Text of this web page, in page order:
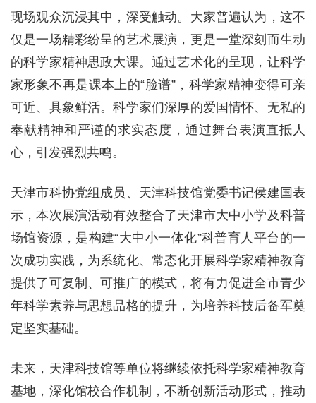
现场观众沉浸其中，深受触动。大家普遍认为，这不
仅是一场精彩纷呈的艺术展演，更是一堂深刻而生动
的科学家精神思政大课。通过艺术化的呈现，让科学
家形象不再是课本上的“脸谱”，科学家精神变得可亲
可近、具象鲜活。科学家们深厚的爱国情怀、无私的
奉献精神和严谨的求实态度，通过舞台表演直抵人
心，引发强烈共鸣。
天津市科协党组成员、天津科技馆党委书记侯建国表
示，本次展演活动有效整合了天津市大中小学及科普
场馆资源，是构建“大中小一体化”科普育人平台的一
次成功实践，为系统化、常态化开展科学家精神教育
提供了可复制、可推广的模式，将有力促进全市青少
年科学素养与思想品格的提升，为培养科技后备军奠
定坚实基础。
未来，天津科技馆等单位将继续依托科学家精神教育
基地，深化馆校合作机制，不断创新活动形式，推动